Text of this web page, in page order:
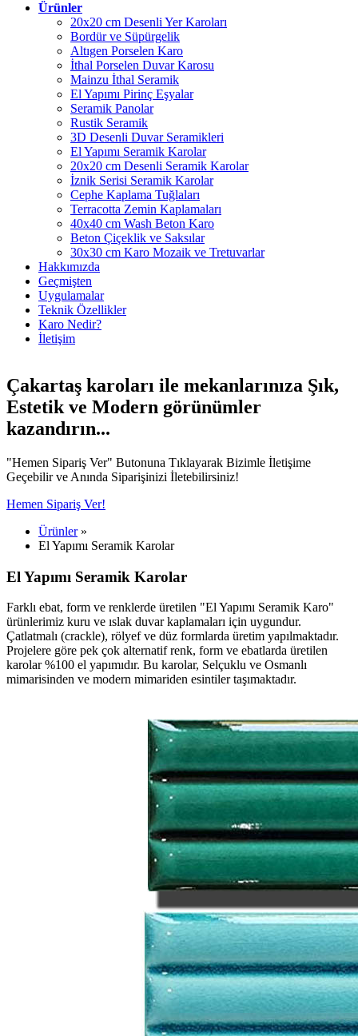
Ürünler
20x20 cm Desenli Yer Karoları
Bordür ve Süpürgelik
Altıgen Porselen Karo
İthal Porselen Duvar Karosu
Mainzu İthal Seramik
El Yapımı Pirinç Eşyalar
Seramik Panolar
Rustik Seramik
3D Desenli Duvar Seramikleri
El Yapımı Seramik Karolar
20x20 cm Desenli Seramik Karolar
İznik Serisi Seramik Karolar
Cephe Kaplama Tuğlaları
Terracotta Zemin Kaplamaları
40x40 cm Wash Beton Karo
Beton Çiçeklik ve Saksılar
30x30 cm Karo Mozaik ve Tretuvarlar
Hakkımızda
Geçmişten
Uygulamalar
Teknik Özellikler
Karo Nedir?
İletişim
Çakartaş karoları ile mekanlarınıza Şık,
Estetik ve Modern görünümler
kazandırın...
"Hemen Sipariş Ver" Butonuna Tıklayarak Bizimle İletişime
Geçebilir ve Anında Siparişinizi İletebilirsiniz!
Hemen Sipariş Ver!
Ürünler »
El Yapımı Seramik Karolar
El Yapımı Seramik Karolar
Farklı ebat, form ve renklerde üretilen "El Yapımı Seramik Karo"
ürünlerimiz kuru ve ıslak duvar kaplamaları için uygundur.
Çatlatmalı (crackle), rölyef ve düz formlarda üretim yapılmaktadır.
Projelere göre pek çok alternatif renk, form ve ebatlarda üretilen
karolar %100 el yapımıdır. Bu karolar, Selçuklu ve Osmanlı
mimarisinden ve modern mimariden esintiler taşımaktadır.